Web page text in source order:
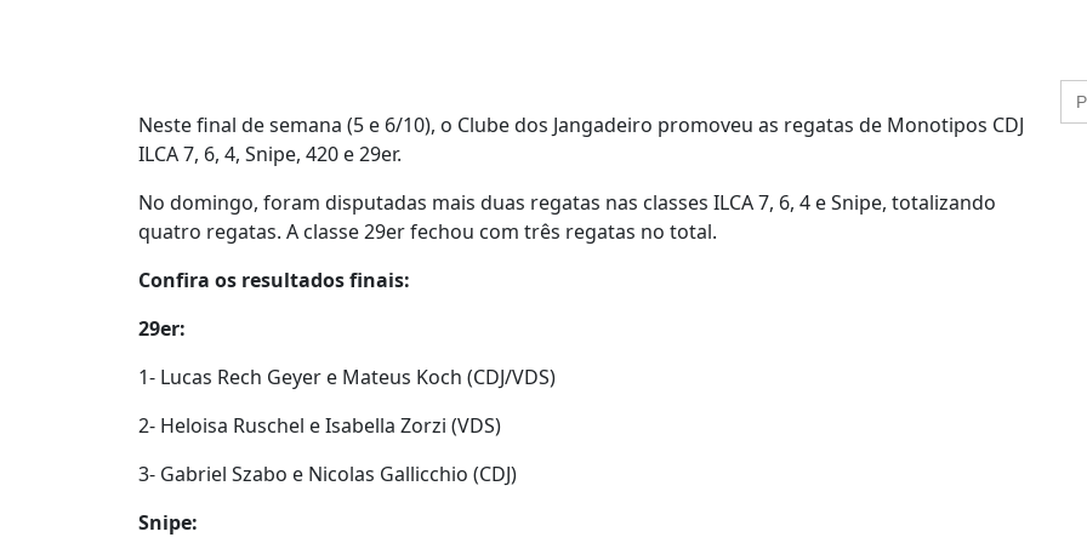
Neste final de semana (5 e 6/10), o Clube dos Jangadeiro promoveu as regatas de Monotipos CDJ
ILCA 7, 6, 4, Snipe, 420 e 29er.
No domingo, foram disputadas mais duas regatas nas classes ILCA 7, 6, 4 e Snipe, totalizando
quatro regatas. A classe 29er fechou com três regatas no total.
Confira os resultados finais:
29er:
1- Lucas Rech Geyer e Mateus Koch (CDJ/VDS)
2- Heloisa Ruschel e Isabella Zorzi (VDS)
3- Gabriel Szabo e Nicolas Gallicchio (CDJ)
Snipe: